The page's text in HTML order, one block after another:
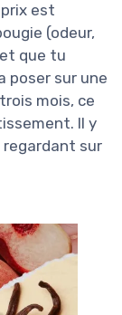
est
(odeur,
que tu
poser sur une
mois, ce
Il y
regardant sur